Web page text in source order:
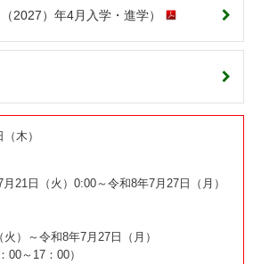
2027）年4月入学・進学）
木）
21日（火）0:00～令和8年7月27日（月）
）～令和8年7月27日（月）
00～17：00）